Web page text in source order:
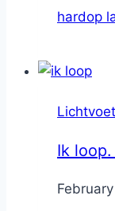
hardop
Ik
ByNicole